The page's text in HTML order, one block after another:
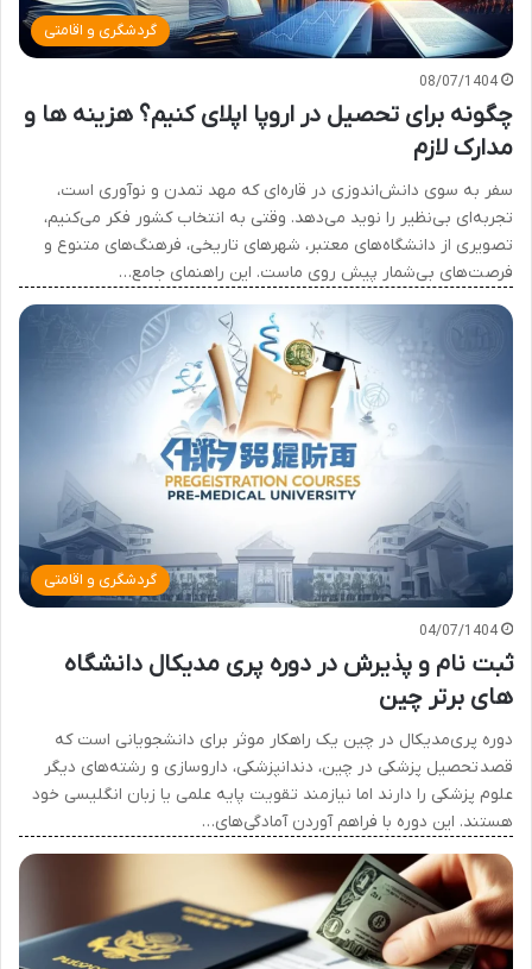
گردشگری و اقامتی
08/07/1404
چگونه برای تحصیل در اروپا اپلای کنیم؟ هزینه ها و
مدارک لازم
سفر به سوی دانش‌اندوزی در قاره‌ای که مهد تمدن و نوآوری است،
تجربه‌ای بی‌نظیر را نوید می‌دهد. وقتی به انتخاب کشور فکر می‌کنیم،
تصویری از دانشگاه‌های معتبر، شهرهای تاریخی، فرهنگ‌های متنوع و
فرصت‌های بی‌شمار پیش روی ماست. این راهنمای جامع…
گردشگری و اقامتی
04/07/1404
ثبت نام و پذیرش در دوره پری مدیکال دانشگاه
های برتر چین
دوره پری‌مدیکال در چین یک راهکار موثر برای دانشجویانی است که
قصد تحصیل پزشکی در چین، دندانپزشکی، داروسازی و رشته‌های دیگر
علوم پزشکی را دارند اما نیازمند تقویت پایه علمی یا زبان انگلیسی خود
هستند. این دوره با فراهم آوردن آمادگی‌های…